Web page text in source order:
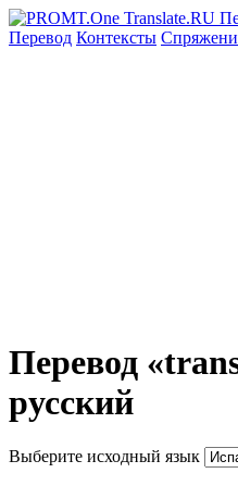
Перевод Контексты
Перевод
русский
Выберите исходный язык